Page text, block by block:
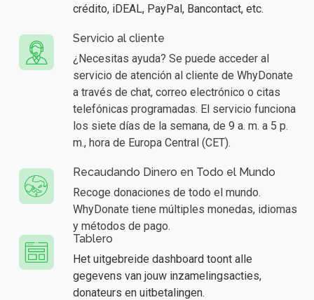
crédito, iDEAL, PayPal, Bancontact, etc.
Servicio al cliente
¿Necesitas ayuda? Se puede acceder al
servicio de atención al cliente de WhyDonate
a través de chat, correo electrónico o citas
telefónicas programadas. El servicio funciona
los siete días de la semana, de 9 a. m. a 5 p.
m., hora de Europa Central (CET).
Recaudando Dinero en Todo el Mundo
Recoge donaciones de todo el mundo.
WhyDonate tiene múltiples monedas, idiomas
y métodos de pago.
Tablero
Het uitgebreide dashboard toont alle
gegevens van jouw inzamelingsacties,
donateurs en uitbetalingen.